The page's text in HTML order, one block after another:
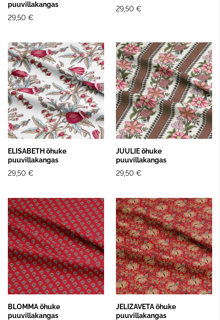
puuvillakangas
29,50 €
29,50 €
ELISABETH õhuke
puuvillakangas
29,50 €
JUULIE õhuke
puuvillakangas
29,50 €
BLOMMA õhuke
puuvillakangas
JELIZAVETA õhuke
puuvillakangas